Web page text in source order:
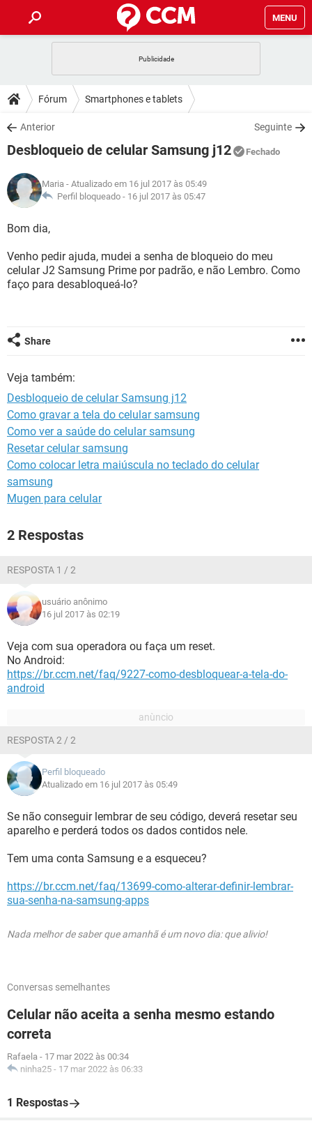
MENU
CELULAR FACEBOOK
OUTLOOK
INSTAGRAM GMAIL
GUIA DE COMPRAS
DICAS
JOGOS WHATSAPP
INSTAGRAM GMAIL
GUIA DE COMPRAS
DOWNLOADS
JOGOS WHATSAPP
CELULAR
OUTLOOK EXCEL
INSTAGRAM
JOGOS WHATSAPP
CELULAR
OUTLOOK
INSTAGRAM GMAIL
GUIA DE COMPRAS
GLOSSÁRIO
JOGOS
OUTLOOK EXCEL
INSTAGRAM
Fórum Smartphones e tablets
Anterior Seguinte
Desbloqueio de celular Samsung j12 Fechado
Maria - Atualizado em 16 jul 2017 às 05:49
Perfil bloqueado - 16 jul 2017 às 05:47
Bom dia,
Venho pedir ajuda, mudei a senha de bloqueio do meu
celular J2 Samsung Prime por padrão, e não Lembro. Como
faço para desabloqueá-lo?
Share
Veja também:
Desbloqueio de celular Samsung j12
Como gravar a tela do celular samsung
Como ver a saúde do celular samsung
Resetar celular samsung
Como colocar letra maiúscula no teclado do celular
samsung
Mugen para celular
2 Respostas
RESPOSTA 1 / 2
usuário anônimo
16 jul 2017 às 02:19
Veja com sua operadora ou faça um reset.
No Android:
https://br.ccm.net/faq/9227-como-desbloquear-a-tela-do-
android
RESPOSTA 2 / 2
Perfil bloqueado
Atualizado em 16 jul 2017 às 05:49
Se não conseguir lembrar de seu código, deverá resetar seu
aparelho e perderá todos os dados contidos nele.
Tem uma conta Samsung e a esqueceu?
https://br.ccm.net/faq/13699-como-alterar-definir-lembrar-
sua-senha-na-samsung-apps
Nada melhor de saber que amanhã é um novo dia: que alivio!
Conversas semelhantes
Celular não aceita a senha mesmo estando
correta
Rafaela - 17 mar 2022 às 00:34
ninha25 - 17 mar 2022 às 06:33
1 Respostas